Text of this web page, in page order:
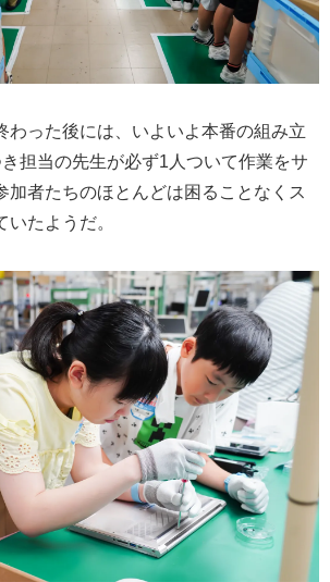
わった後には、いよいよ本番の組み立
担当の先生が必ず1人ついて作業をサ
加者たちのほとんどは困ることなくス
いたようだ。